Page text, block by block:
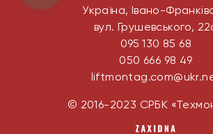
Україна, Івано-
вул. Грушевського,
095 130 85 68
050 666 98 49
© 2016-2023 СРБК